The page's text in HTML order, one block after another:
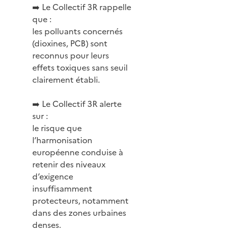
➡️ Le Collectif 3R rappelle
que :
les polluants concernés
(dioxines, PCB) sont
reconnus pour leurs
effets toxiques sans seuil
clairement établi.
➡️ Le Collectif 3R alerte
sur :
le risque que
l’harmonisation
européenne conduise à
retenir des niveaux
d’exigence
insuffisamment
protecteurs, notamment
dans des zones urbaines
denses.